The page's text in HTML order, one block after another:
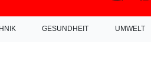
GESUNDHEIT UMWELT